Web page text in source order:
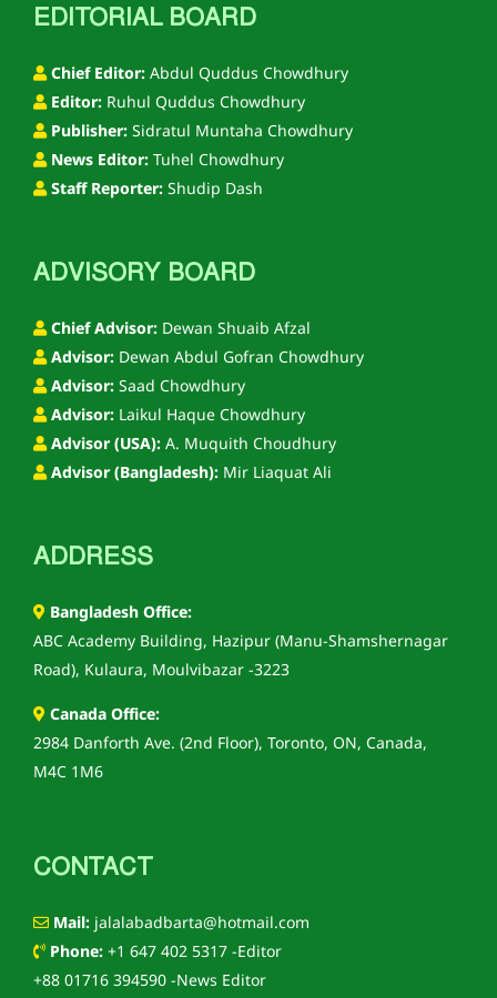
EDITORIAL BOARD
Chief Editor: Abdul Quddus Chowdhury
Editor: Ruhul Quddus Chowdhury
Publisher: Sidratul Muntaha Chowdhury
News Editor: Tuhel Chowdhury
Staff Reporter: Shudip Dash
ADVISORY BOARD
Chief Advisor: Dewan Shuaib Afzal
Advisor: Dewan Abdul Gofran Chowdhury
Advisor: Saad Chowdhury
Advisor: Laikul Haque Chowdhury
Advisor (USA): A. Muquith Choudhury
Advisor (Bangladesh): Mir Liaquat Ali
ADDRESS
Bangladesh Office:
ABC Academy Building, Hazipur (Manu-Shamshernagar
Road), Kulaura, Moulvibazar -3223
Canada Office:
2984 Danforth Ave. (2nd Floor), Toronto, ON, Canada,
M4C 1M6
CONTACT
Mail: jalalabadbarta@hotmail.com
Phone: +1 647 402 5317 -Editor
+88 01716 394590 -News Editor